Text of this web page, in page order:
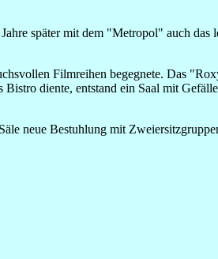
später mit dem "Metropol" auch das
Filmreihen begegnete. Das
diente, entstand ein Saal mit
neue Bestuhlung mit